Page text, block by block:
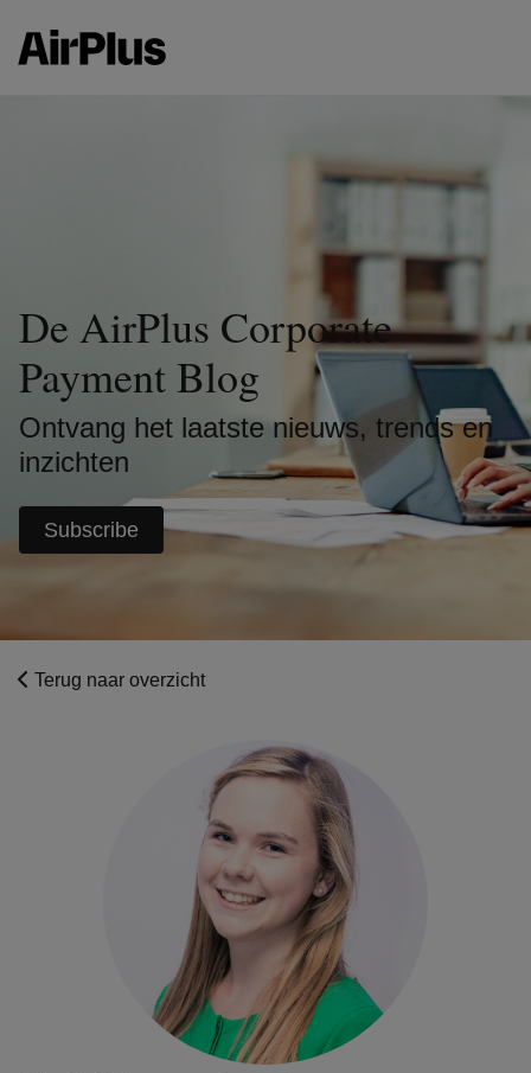
De AirPlus Corporate
Payment Blog
Ontvang het laatste nieuws, trends en
inzichten
Subscribe
Terug naar overzicht